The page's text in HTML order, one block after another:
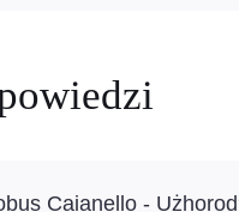
Caianello -